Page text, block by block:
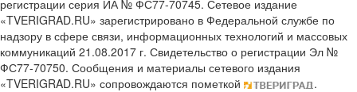
регистрации серия ИА № ФС77-70745. Сетевое издание
«TVERIGRAD.RU» зарегистрировано в Федеральной службе по
надзору в сфере связи, информационных технологий и массовых
коммуникаций 21.08.2017 г. Свидетельство о регистрации Эл №
ФС77-70750. Сообщения и материалы сетевого издания
«TVERIGRAD.RU» сопровождаются пометкой
.